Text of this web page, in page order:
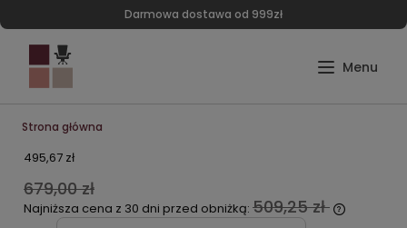
Darmowa dostawa od 999zł
Strona główna
495,67 zł
679,00 zł
Najniższa cena z 30 dni przed obniżką: 509,25 zł